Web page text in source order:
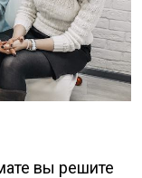
вы решите